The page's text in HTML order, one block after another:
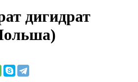
дигидрат